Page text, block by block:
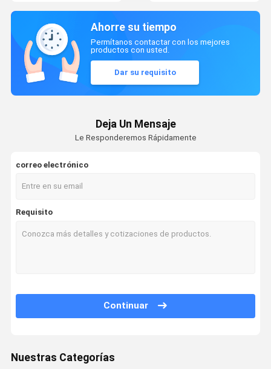
Ahorre su tiempo
Permítanos contactar con los mejores
productos con usted.
Dar su requisito
Deja Un Mensaje
Le Responderemos Rápidamente
correo electrónico
Requisito
Continuar
Nuestras Categorías